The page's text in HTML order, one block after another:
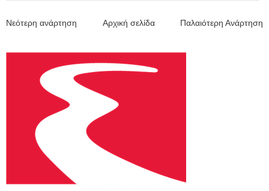
Νεότερη ανάρτηση Παλαιότερη Ανάρτηση
Αρχική σελίδα